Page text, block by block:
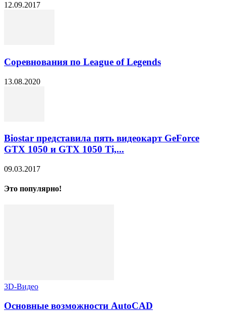
12.09.2017
Соревнования по League of Legends
13.08.2020
Biostar представила пять видеокарт GeForce
GTX 1050 и GTX 1050 Ti,...
09.03.2017
Это популярно!
3D-Видео
Основные возможности AutoCAD